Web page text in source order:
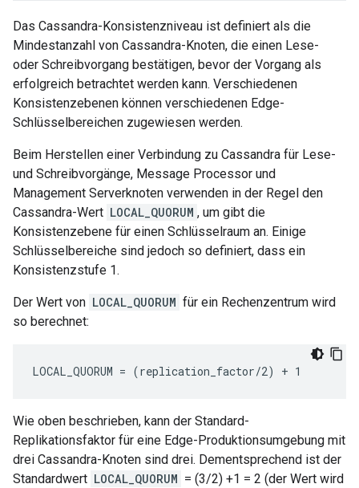
Das Cassandra-Konsistenzniveau ist definiert als die
Mindestanzahl von Cassandra-Knoten, die einen Lese-
oder Schreibvorgang bestätigen, bevor der Vorgang als
erfolgreich betrachtet werden kann. Verschiedenen
Konsistenzebenen können verschiedenen Edge-
Schlüsselbereichen zugewiesen werden.
Beim Herstellen einer Verbindung zu Cassandra für Lese-
und Schreibvorgänge, Message Processor und
Management Serverknoten verwenden in der Regel den
Cassandra-Wert LOCAL_QUORUM , um gibt die
Konsistenzebene für einen Schlüsselraum an. Einige
Schlüsselbereiche sind jedoch so definiert, dass ein
Konsistenzstufe 1.
Der Wert von LOCAL_QUORUM für ein Rechenzentrum wird
so berechnet:
LOCAL_QUORUM = (replication_factor/2) + 1
Wie oben beschrieben, kann der Standard-
Replikationsfaktor für eine Edge-Produktionsumgebung mit
drei Cassandra-Knoten sind drei. Dementsprechend ist der
Standardwert LOCAL_QUORUM = (3/2) +1 = 2 (der Wert wird